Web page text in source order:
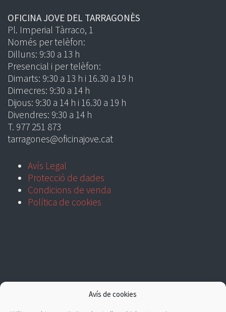
Avís de cookies
OFICINA JOVE DEL TARRAGONÈS
Pl. Imperial Tàrraco, 1
Només per telèfon:
Dilluns: 9:30 a 13 h
Presencial i per telèfon:
Dimarts: 9:30 a 13 h i 16.30 a 19 h
Dimecres: 9:30 a 14 h
Dijous: 9:30 a 14 h i 16.30 a 19 h
Divendres: 9:30 a 14 h
T. 977 251 873
tarragones@oficinajove.cat
Avís Legal
Protecció de dades
Condicions de venda
Política de cookies